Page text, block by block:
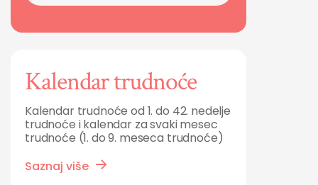
Kalendar trudnoće
Kalendar trudnoće od 1. do 42. nedelje
trudnoće i kalendar za svaki mesec
trudnoće (1. do 9. meseca trudnoće)
Saznaj više